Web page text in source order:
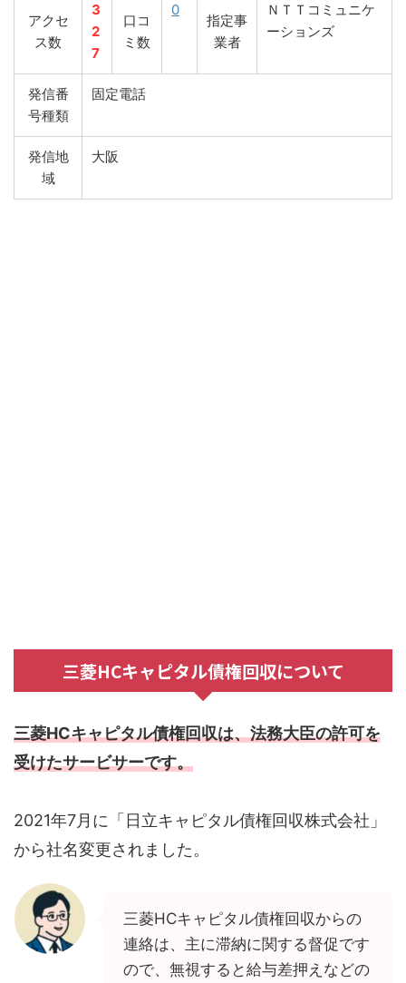
アクセ
ス数
3
2
7
口コ
ミ数
0
指定事
業者
ＮＴＴコミュニケ
ーションズ
発信番
号種類
固定電話
発信地
域
大阪
三菱HCキャピタル債権回収について
三菱HCキャピタル債権回収は、法務大臣の許可を
受けたサービサーです。
2021年7月に「日立キャピタル債権回収株式会社」
から社名変更されました。
三菱HCキャピタル債権回収からの
連絡は、主に滞納に関する督促です
ので、無視すると給与差押えなどの